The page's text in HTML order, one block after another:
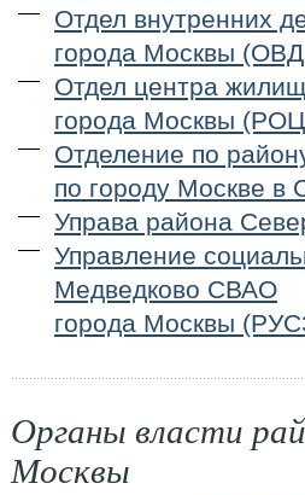
Отдел внутренних
города Москвы
Отдел центра
города Москвы
Отделение по
по городу Москве в
Управа района
Управление
Медведково СВАО
города Москвы
Органы власти
Москвы